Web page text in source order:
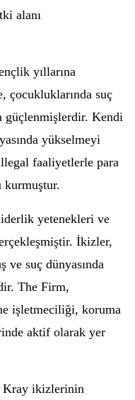
alanı
yıllarına
çocukluklarında suç
güçlenmişlerdir. Kendi
yükselmeyi
faaliyetlerle para
kurmuştur.
yetenekleri ve
İkizler,
ve suç dünyasında
The Firm,
işletmeciliği, koruma
aktif olarak yer
Kray ikizlerinin